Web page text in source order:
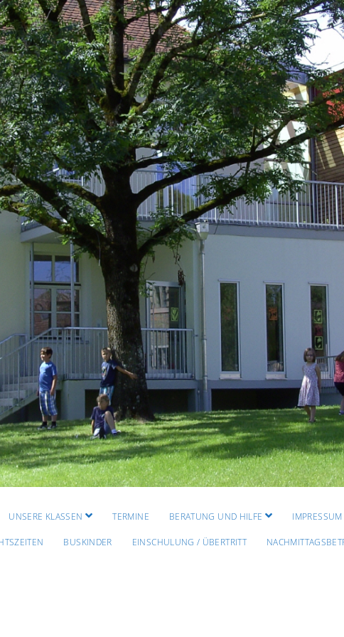
UNSERE KLASSEN MenüTERMINE BERATUNG UND HILFE MenüIMPRESSUM
BUSKINDER EINSCHULUNG / ÜBERTRITT